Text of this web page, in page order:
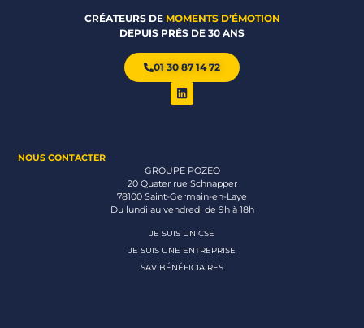
CRÉATEURS DE MOMENTS D’ÉMOTION
DEPUIS PRÈS DE 30 ANS
01 30 87 14 72
NOUS CONTACTER
GROUPE POZEO
20 Quater rue Schnapper
78100 Saint-Germain-en-Laye
Du lundi au vendredi de 9h à 18h
JE SUIS UN CSE
JE SUIS UNE ENTREPRISE
SAV BÉNÉFICIAIRES